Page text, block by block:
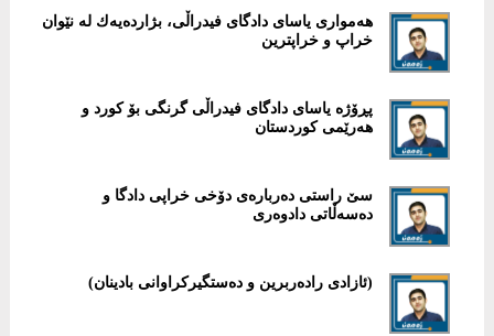
هەمواری یاسای دادگای فیدراڵی، بژاردەیەك لە نێوان
خراپ و خراپترین
پڕۆژە یاسای دادگای فیدراڵی گرنگی بۆ كورد و
هەرێمی كوردستان
سێ راستی دەربارەی دۆخی خراپی دادگا و
دەسەڵاتی دادوەری